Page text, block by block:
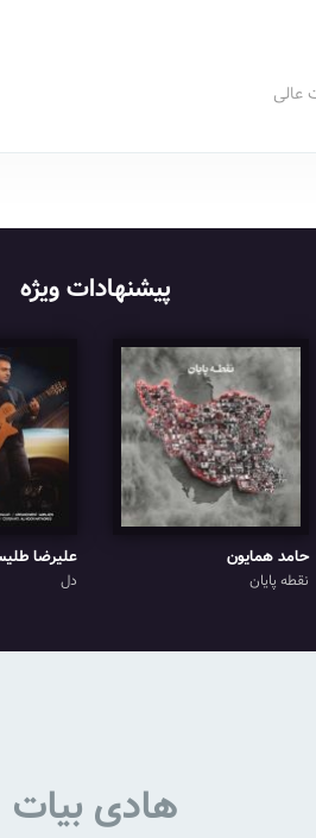
عالی
پیشنهادات ویژه
حامد همایون
نقطه پایان
علیرضا
دل
هادی بیات